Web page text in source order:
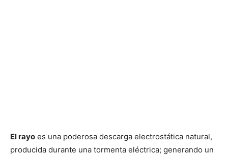
El rayo es una poderosa descarga electrostática natural,
producida durante una tormenta eléctrica; generando un